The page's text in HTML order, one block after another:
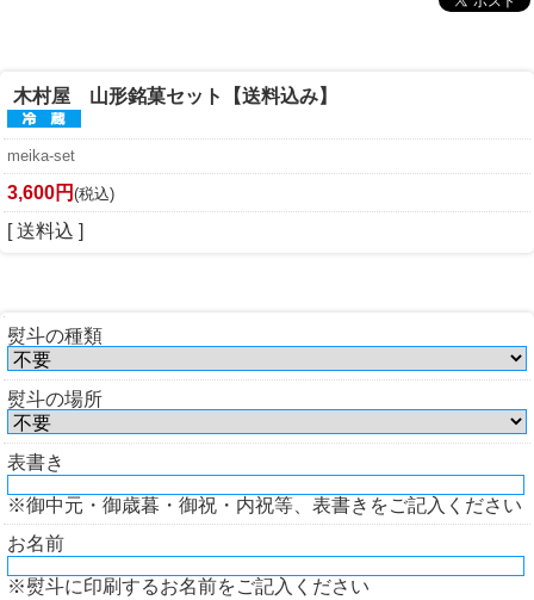
木村屋 山形銘菓セット【送料込み】
meika-set
3,600円 (税込)
[ 送料込 ]
熨斗の種類
熨斗の場所
表書き
※御中元・御歳暮・御祝・内祝等、表書きをご記入ください
お名前
※熨斗に印刷するお名前をご記入ください